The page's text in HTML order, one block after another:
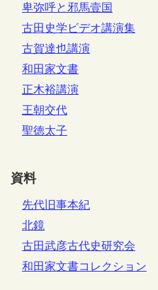
卑弥呼と邪馬壹国
古田史学ビデオ講演集
古賀達也講演
和田家文書
正木裕講演
王朝交代
聖徳太子
資料
先代旧事本紀
北鏡
古田武彦古代史研究会
和田家文書コレクション